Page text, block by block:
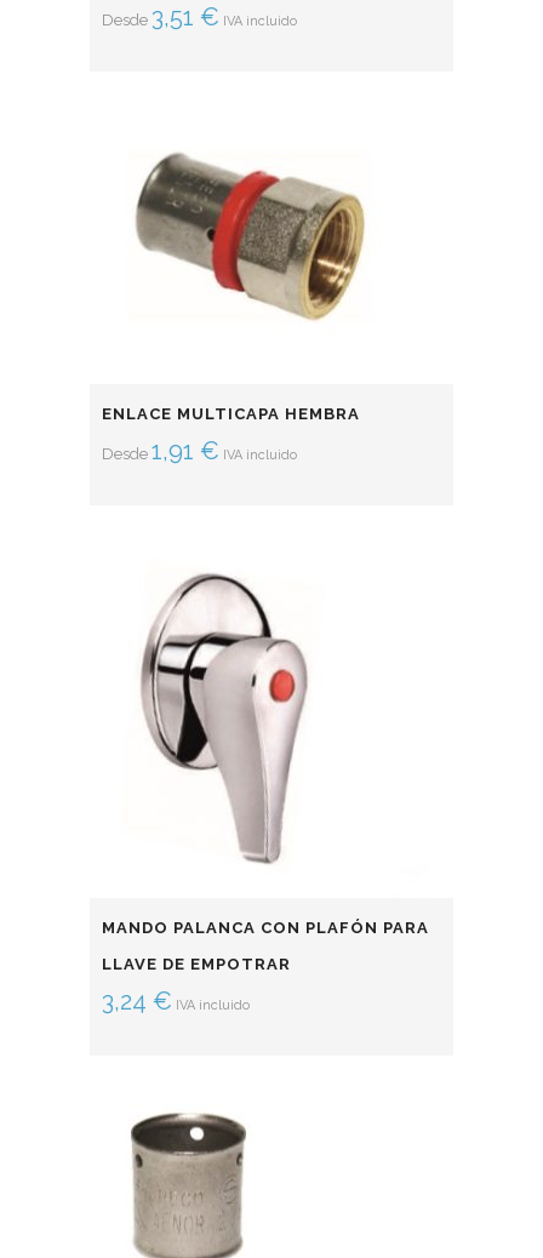
Desde 3,51 € IVA incluido
ENLACE MULTICAPA HEMBRA
Desde 1,91 € IVA incluido
MANDO PALANCA CON PLAFÓN PARA
LLAVE DE EMPOTRAR
3,24 € IVA incluido